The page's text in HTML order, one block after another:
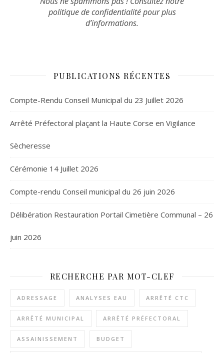
politique de confidentialitépour plus
d’informations.
PUBLICATIONS RÉCENTES
Compte-Rendu Conseil Municipal du 23 Juillet 2026
Arrêté Préfectoral plaçant la Haute Corse en Vigilance
Sècheresse
Cérémonie 14 Juillet 2026
Compte-rendu Conseil municipal du 26 juin 2026
Délibération Restauration Portail Cimetière Communal – 26
juin 2026
RECHERCHE PAR MOT-CLEF
ADRESSAGE ANALYSES EAU ARRÊTÉ CTC
ARRÊTÉ MUNICIPAL ARRÊTÉ PRÉFECTORAL
ASSAINISSEMENT BUDGET